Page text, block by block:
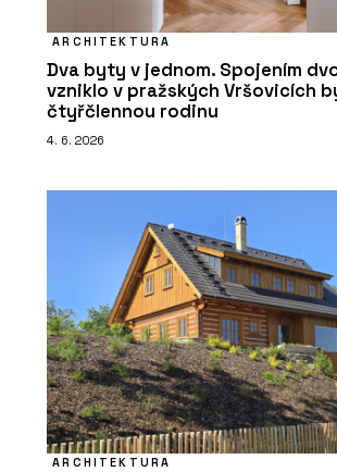
ARCHITEKTURA
Dva byty v jednom. Spojením
vzniklo v pražských Vršovicích
čtyřčlennou rodinu
4. 6. 2026
ARCHITEKTURA